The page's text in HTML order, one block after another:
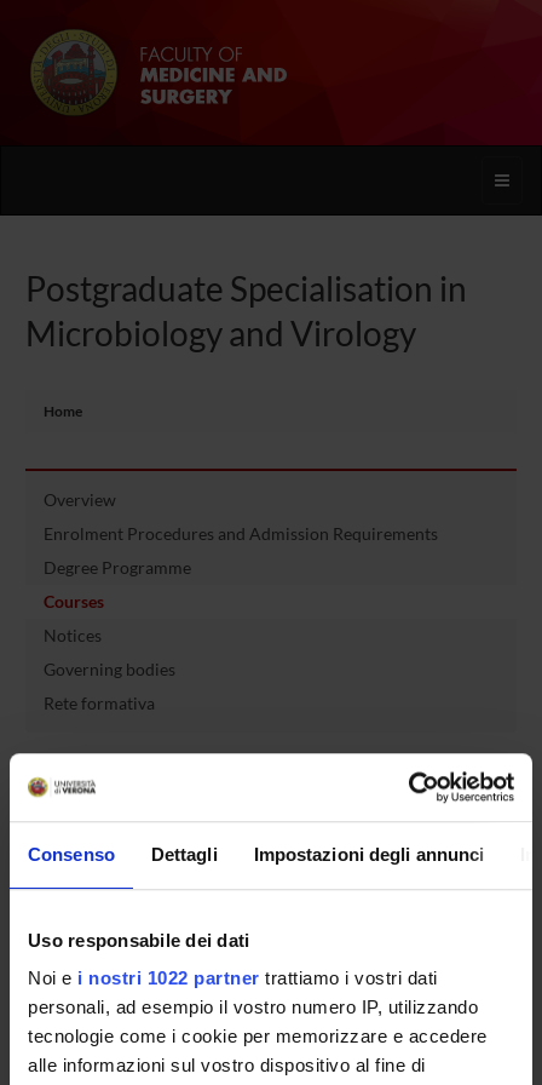
Consenso Dettagli Impostazioni degli annunci
Uso responsabile dei dati
Noi e i nostri 1022 partner trattiamo i vostri dati
personali, ad esempio il vostro numero IP, utilizzando
tecnologie come i cookie per memorizzare e accedere
alle informazioni sul vostro dispositivo al fine di
Toggle
Postgraduate Specialisation in
Microbiology and Virology
Home
Overview
Enrolment Procedures and Admission Requirements
Degree Programme
Courses
Notices
Governing bodies
Rete formativa
International Students
OFFERTA FORMATIVA
SEMESTRE FILTRO
CORSI DI LAUREA
CORSI DI LAUREA MAGISTRALE